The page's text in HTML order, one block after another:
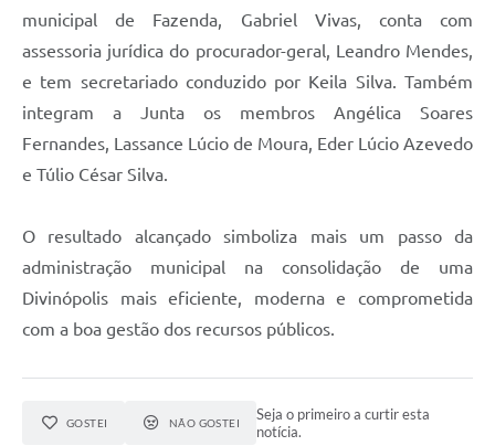
municipal de Fazenda, Gabriel Vivas, conta com
assessoria jurídica do procurador-geral, Leandro Mendes,
e tem secretariado conduzido por Keila Silva. Também
integram a Junta os membros Angélica Soares
Fernandes, Lassance Lúcio de Moura, Eder Lúcio Azevedo
e Túlio César Silva.
O resultado alcançado simboliza mais um passo da
administração municipal na consolidação de uma
Divinópolis mais eficiente, moderna e comprometida
com a boa gestão dos recursos públicos.
GOSTEI NÃO GOSTEI
Seja o primeiro a curtir esta
notícia.